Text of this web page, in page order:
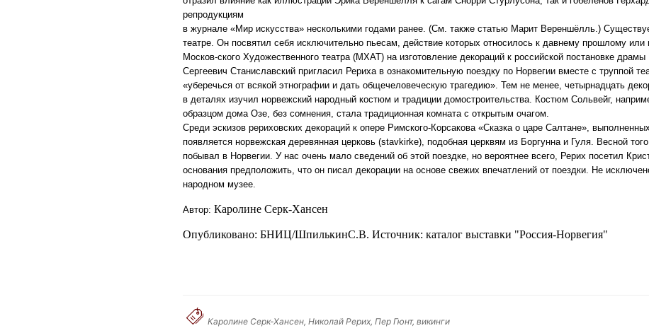
репродукциям
в журнале «Мир искусства» несколькими годами ранее. (См. также статью Марит Вереншёлль.)
театре. Он посвятил себя исключительно пьесам, действие которых относилось к давнему прошлому
Москов-ского Художественного театра (МХАТ) на изготовление декораций к российской постановке
Сергеевич Станиславский пригласил Рериха в ознакомительную поездку по Норвегии вместе с труппой
«уберечься от всякой этнографии и дать общечеловеческую трагедию». Тем не менее, четырнадцать
в деталях изучил норвежский народный костюм и традиции домостроительства. Костюм Сольвейг,
образцом дома Озе, без сомнения, стала традиционная комната с открытым очагом.
Среди эскизов рериховских декораций к опере Римского-Корсакова «Сказка о царе Салтане»,
появляется норвежская деревянная церковь (stavkirke), подобная церквям из Боргунна и Гуля. Весной
побывал в Норвегии. У нас очень мало сведений об этой поездке, но вероятнее всего, Рерих посетил
основания предположить, что он писал декорации на основе свежих впечатлений от поездки. Не
народном музее.
Автор: Каролине Серк-Хансен
Опубликовано: БНИЦ/ШпилькинС.В. Источник: каталог выставки "Россия-Норвегия"
Каролине Серк-Хансен, Николай Рерих, Пер Гюнт, викинги